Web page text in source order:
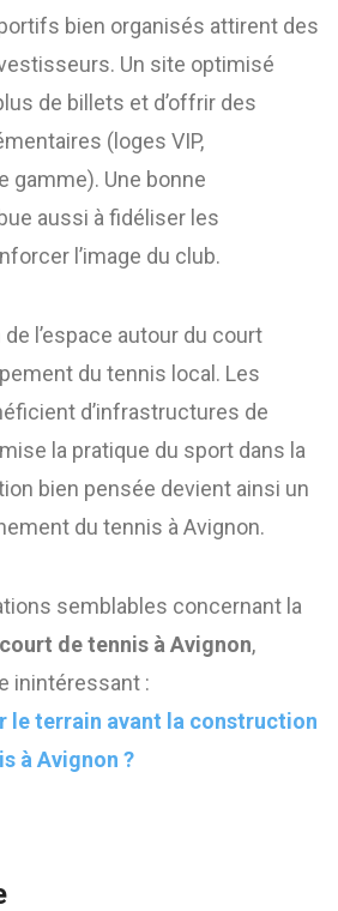
bien organisés attirent des
Un site optimisé
de billets et d’offrir des
(loges VIP,
gamme). Une bonne
aussi à fidéliser les
l’image du club.
de l’espace autour du court
du tennis local. Les
d’infrastructures de
la pratique du sport dans la
bien pensée devient ainsi un
du tennis à Avignon.
semblables concernant la
de tennis à Avignon,
inintéressant :
le terrain avant la construction
à Avignon ?